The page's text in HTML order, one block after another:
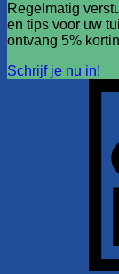
Regelmatig
en tips voor uw
ontvang 5%
Schrijf je nu in!